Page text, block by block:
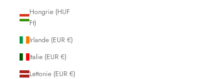
Hongrie (HUF
Ft)
Irlande (EUR €)
Italie (EUR €)
Lettonie (EUR €)